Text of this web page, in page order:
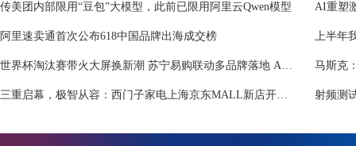
传美团内部限用“豆包”大模型，此前已限用阿里云Qwen模型
阿里速卖通首次公布618中国品牌出海成交榜
世界杯淘汰赛带火大屏换新潮 苏宁易购联动多品牌落地 AI 电视焕新行动
三重启幕，极智从容：西门子家电上海京东MALL新店开业暨“理想家618升级计划”圆满收官
AI重塑
上半年